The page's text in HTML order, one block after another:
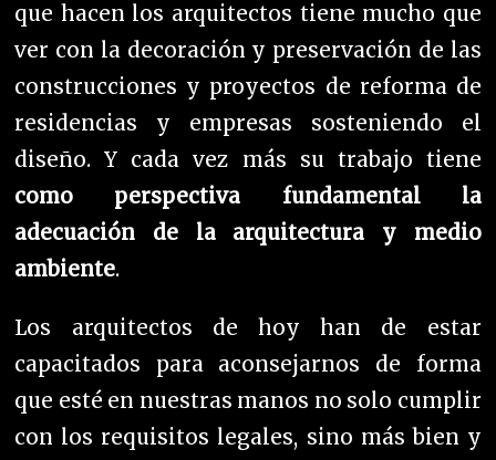
que hacen los arquitectos tiene mucho que
ver con la decoración y preservación de las
construcciones y proyectos de reforma de
residencias y empresas sosteniendo el
diseño. Y cada vez más su trabajo tiene
como perspectiva fundamental la
adecuación de la arquitectura y medio
ambiente.
Los arquitectos de hoy han de estar
capacitados para aconsejarnos de forma
que esté en nuestras manos no solo cumplir
con los requisitos legales, sino más bien y